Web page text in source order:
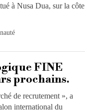
à Nusa Dua, sur la côte
FINE
prochains.
de recrutement », a
international du